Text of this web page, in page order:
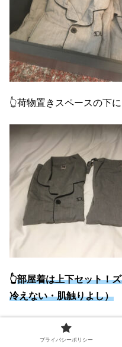
👆荷物置きスペースの下
👆部屋着は上下セット！
冷えない・肌触りよし）
プライバシーポリシー